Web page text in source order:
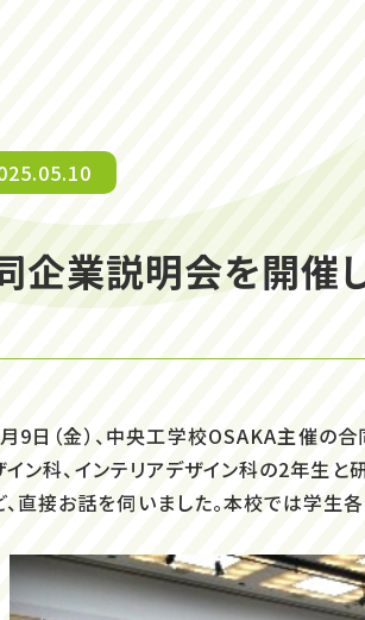
企業説明会を開催し
9日（金）、中央工学校OSAKA主催の
イン科、インテリアデザイン科の2年生
直接お話を伺いました。本校では学生